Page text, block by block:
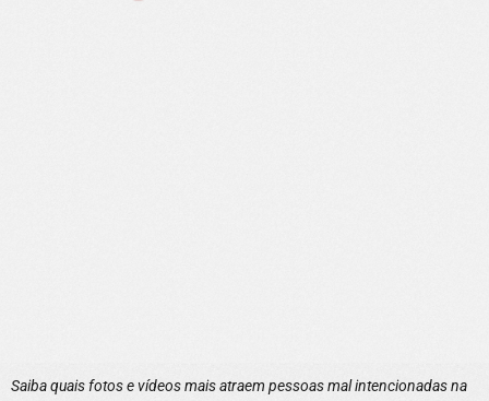
Saiba quais fotos e vídeos mais atraem pessoas mal intencionadas na